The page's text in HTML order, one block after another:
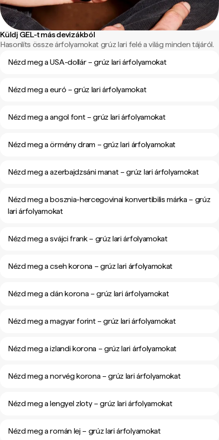
Küldj GEL-t más devizákból
Hasonlíts össze árfolyamokat grúz lari felé a világ minden tájáról.
Nézd meg a USA-dollár – grúz lari árfolyamokat
Nézd meg a euró – grúz lari árfolyamokat
Nézd meg a angol font – grúz lari árfolyamokat
Nézd meg a örmény dram – grúz lari árfolyamokat
Nézd meg a azerbajdzsáni manat – grúz lari árfolyamokat
Nézd meg a bosznia-hercegovinai konvertibilis márka – grúz
lari árfolyamokat
Nézd meg a svájci frank – grúz lari árfolyamokat
Nézd meg a cseh korona – grúz lari árfolyamokat
Nézd meg a dán korona – grúz lari árfolyamokat
Nézd meg a magyar forint – grúz lari árfolyamokat
Nézd meg a izlandi korona – grúz lari árfolyamokat
Nézd meg a norvég korona – grúz lari árfolyamokat
Nézd meg a lengyel zloty – grúz lari árfolyamokat
Nézd meg a román lej – grúz lari árfolyamokat